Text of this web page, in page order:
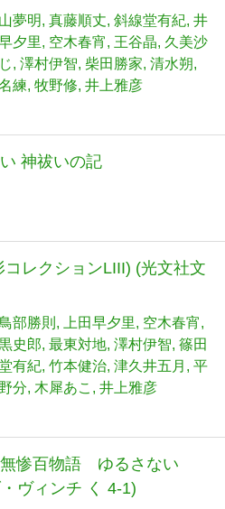
夢明 真藤順丈 斜線堂有紀 井
夕里 空木春宵 王谷晶 久美沙
澤村伊智 柴田勝家 清水朔
練 牧野修 井上雅彦
神祓いの記
レクションLIII) (光文社文
部勝則 上田早夕里
空木春宵
史郎 最東対地 澤村伊智 篠田
有紀 竹本健治 津久井五月
惨百物語 ゆるさない